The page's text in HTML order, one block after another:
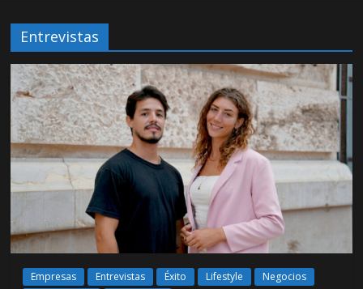
Entrevistas
Empresas Entrevistas Éxito Lifestyle
Negocios